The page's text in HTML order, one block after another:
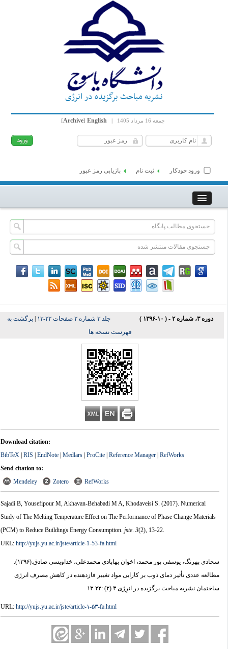
نشریه مباحث برگزیده در انرژی
جمعه 16 مرداد 1405 |
English
[Archive]
ورود خودکار ثبت نام بازیابی رمز عبور
دوره ۳، شماره ۲ - ( ۱۰-۱۳۹۶ ) جلد ۳ شماره ۲ صفحات ۲۲-۱۳ |برگشت به
فهرست نسخه ها
Download citation:
BibTeX|RIS|EndNote|Medlars|ProCite|Reference Manager|RefWorks
Send citation to:
Mendeley
Zotero RefWorks
Sajadi B, Yousefipour M, Akhavan-Behabadi M A, Khodaveisi S.(2017).Numerical
Study of The Melting Temperature Effect on The Performance of Phase Change Materials
(PCM) to Reduce Buildings Energy Consumption.jste.3(2), 13-22.
URL:http://yujs.yu.ac.ir/jste/article-1-53-fa.html
سجادی بهرنگ، یوسفی پور محمد، اخوان بهابادی محمدعلی، خداویسی صادق.(۱۳۹۶).
مطالعه عددی تأثیر دمای ذوب بر کارایی مواد تغییر فازدهنده در کاهش مصرف انرژی
ساختمان نشریه مباحث برگزیده در انرِژی ۳ (۲) :۲۲-۱۳
URL:http://yujs.yu.ac.ir/jste/article-۱-۵۳-fa.html